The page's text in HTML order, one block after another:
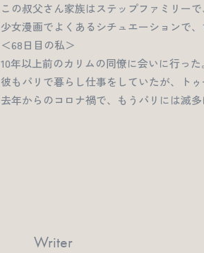
この叔父さん家族はステップファミリーで
少女漫画でよくあるシチュエーションで、
＜68日目の私＞
10年以上前のカリムの同僚に会いに行った。
彼もパリで暮らし仕事をしていたが、ト
去年からのコロナ禍で、もうパリには滅多
Writer